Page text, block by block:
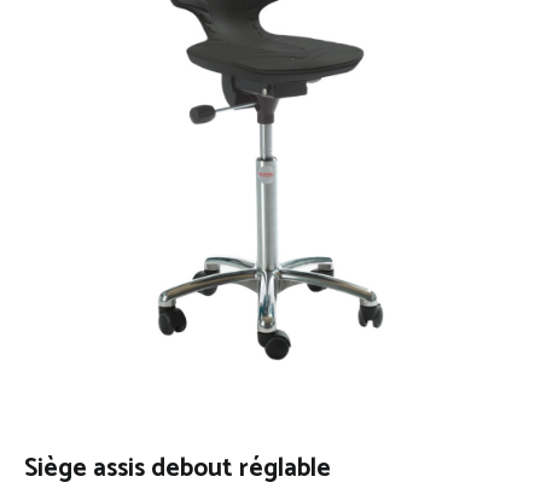
Siège assis debout réglable